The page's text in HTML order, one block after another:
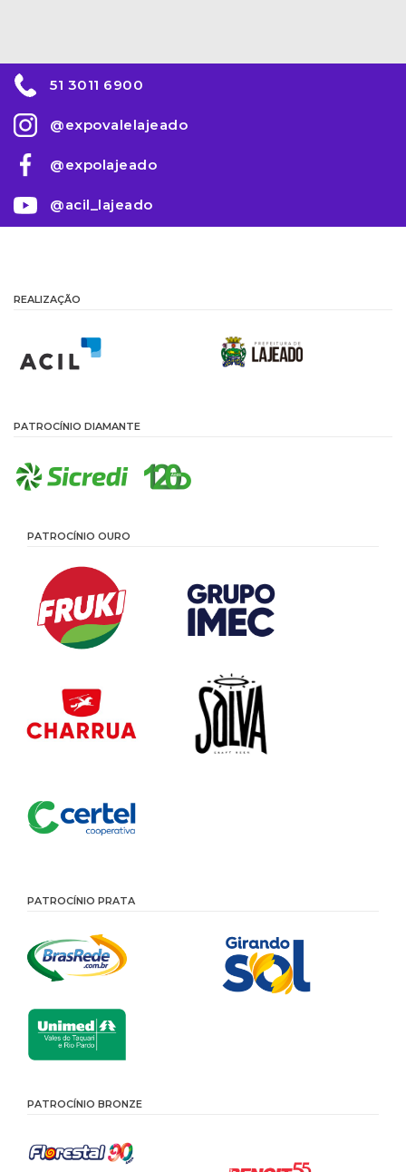
51 3011 6900
@expovalelajeado
@expolajeado
@acil_lajeado
REALIZAÇÃO
PATROCÍNIO DIAMANTE
PATROCÍNIO OURO
PATROCÍNIO PRATA
PATROCÍNIO BRONZE